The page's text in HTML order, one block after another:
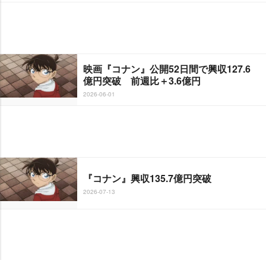
映画『コナン』公開52日間で興収127.6
億円突破 前週比＋3.6億円
2026-06-01
『コナン』興収135.7億円突破
2026-07-13